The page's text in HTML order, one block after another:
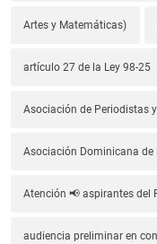
Artes y Matemáticas)
artículo 27 de la Ley 98-25
Asociación de Periodistas
Asociación Dominicana de
Atención 📢 aspirantes del
audiencia preliminar en